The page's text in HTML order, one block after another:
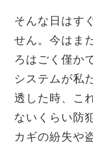
そんな日はす
せん。今はま
ろはごく僅か
システムが私
透した時、こ
ないくらい防
カギの紛失や